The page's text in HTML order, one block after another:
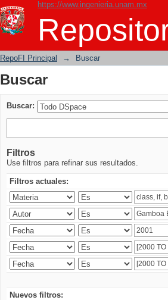
https://www.ingenieria.unam.mx
Buscar
RepoFI Principal → Buscar
Buscar
Buscar:
Filtros
Use filtros para refinar sus resultados.
Filtros actuales:
Nuevos filtros: